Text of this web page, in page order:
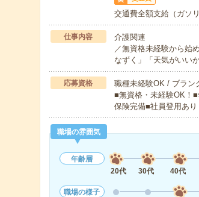
交通費全額支給（ガソ
仕事内容
介護関連
／無資格未経験から始
なずく」「天気がいい
応募資格
職種未経験OK / ブラン
■無資格・未経験OK！
保険完備■社員登用あ
職場の雰囲気
年齢層
20代
30代 40代
職場の様子